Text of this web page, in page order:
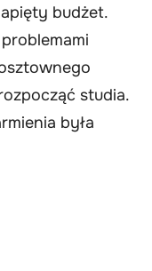
budżet.
studia.
była